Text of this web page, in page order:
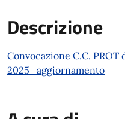
Descrizione
Convocazione C.C. PROT
2025_aggiornamento